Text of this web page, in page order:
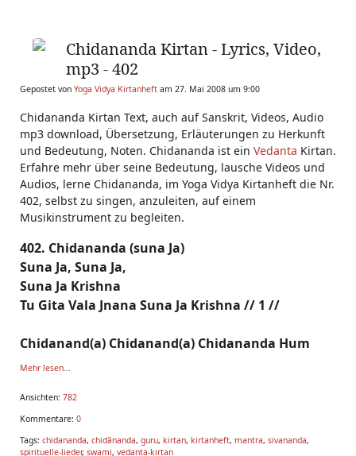
Chidananda Kirtan - Lyrics, Video,
mp3 - 402
Gepostet von Yoga Vidya Kirtanheft am 27. Mai 2008 um 9:00
Chidananda Kirtan Text, auch auf Sanskrit, Videos, Audio
mp3 download, Übersetzung, Erläuterungen zu Herkunft
und Bedeutung, Noten. Chidananda ist ein Vedanta Kirtan.
Erfahre mehr über seine Bedeutung, lausche Videos und
Audios, lerne Chidananda, im Yoga Vidya Kirtanheft die Nr.
402, selbst zu singen, anzuleiten, auf einem
Musikinstrument zu begleiten.
402. Chidananda (suna Ja)
Suna Ja, Suna Ja,
Suna Ja Krishna
Tu Gita Vala Jnana Suna Ja Krishna // 1 //
Chidanand(a) Chidanand(a) Chidananda Hum
Mehr lesen...
Ansichten: 782
Kommentare: 0
Tags: chidananda, chidānanda, guru, kirtan, kirtanheft, mantra, sivananda,
spirituelle-lieder, swami, vedanta-kirtan